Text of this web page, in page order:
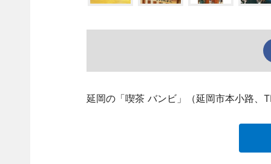
延岡の「喫茶 バンビ」（延岡市本小路